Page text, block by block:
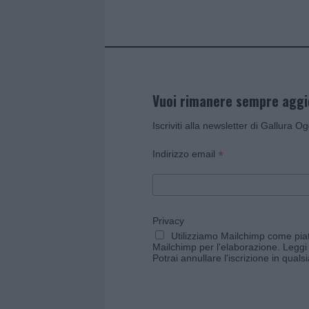
Vuoi rimanere sempre
Iscriviti alla newsletter di Gallura
Indirizzo email *
Privacy
Utilizziamo Mailchimp come
Mailchimp per l'elaborazione.
Potrai annullare l'iscrizione in